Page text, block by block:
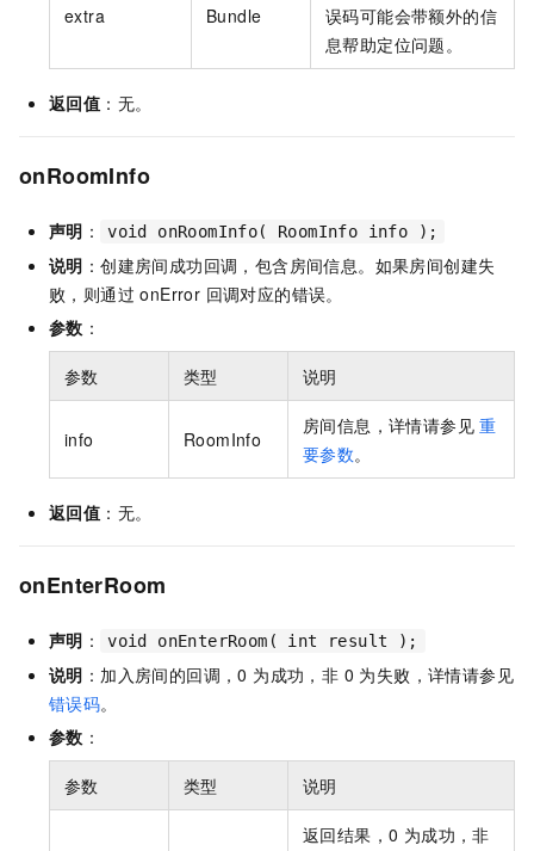
extra Bundle
误码可能会带额外的信
息帮助定位问题。
返回值 ：无。
onRoomInfo
声明 ： void onRoomInfo( RoomInfo info );
说明 ：创建房间成功回调，包含房间信息。如果房间创建失
败，则通过 onError 回调对应的错误。
参数 ：
参数 类型 说明
info RoomInfo
房间信息，详情请参见重
要参数。
返回值 ：无。
onEnterRoom
声明 ： void onEnterRoom( int result );
说明 ：加入房间的回调，0 为成功，非 0 为失败，详情请参见
错误码。
参数 ：
参数 类型 说明
返回结果，0 为成功，非